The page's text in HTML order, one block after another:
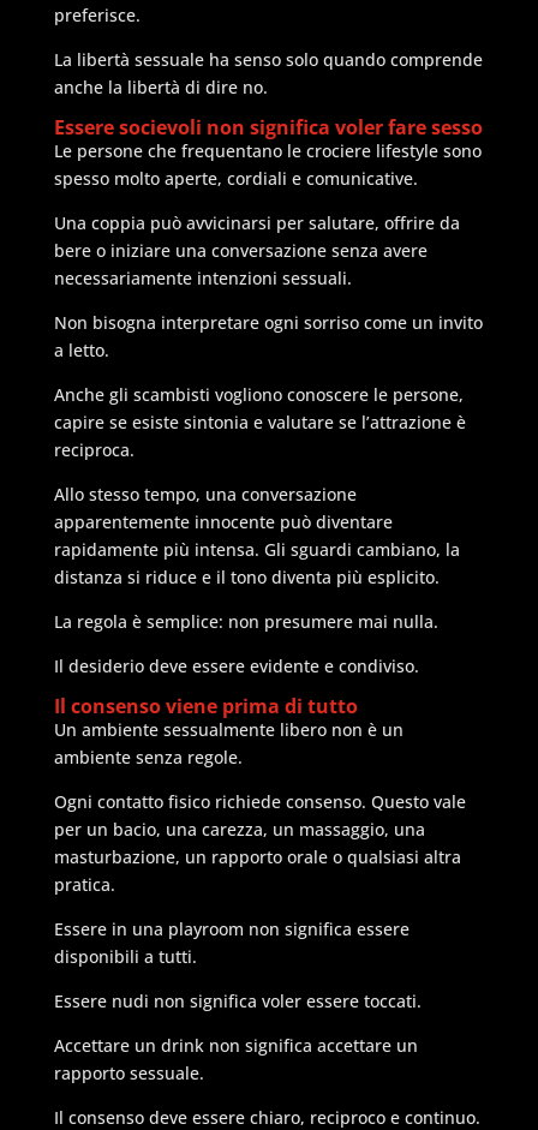
preferisce.
La libertà sessuale ha senso solo quando comprende
anche la libertà di dire no.
Essere socievoli non significa voler fare sesso
Le persone che frequentano le crociere lifestyle sono
spesso molto aperte, cordiali e comunicative.
Una coppia può avvicinarsi per salutare, offrire da
bere o iniziare una conversazione senza avere
necessariamente intenzioni sessuali.
Non bisogna interpretare ogni sorriso come un invito
a letto.
Anche gli scambisti vogliono conoscere le persone,
capire se esiste sintonia e valutare se l’attrazione è
reciproca.
Allo stesso tempo, una conversazione
apparentemente innocente può diventare
rapidamente più intensa. Gli sguardi cambiano, la
distanza si riduce e il tono diventa più esplicito.
La regola è semplice: non presumere mai nulla.
Il desiderio deve essere evidente e condiviso.
Il consenso viene prima di tutto
Un ambiente sessualmente libero non è un
ambiente senza regole.
Ogni contatto fisico richiede consenso. Questo vale
per un bacio, una carezza, un massaggio, una
masturbazione, un rapporto orale o qualsiasi altra
pratica.
Essere in una playroom non significa essere
disponibili a tutti.
Essere nudi non significa voler essere toccati.
Accettare un drink non significa accettare un
rapporto sessuale.
Il consenso deve essere chiaro, reciproco e continuo.